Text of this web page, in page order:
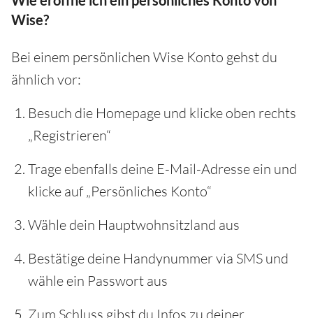
Wise?
Bei einem persönlichen Wise Konto gehst du
ähnlich vor:
Besuch die Homepage und klicke oben rechts
„Registrieren“
Trage ebenfalls deine E-Mail-Adresse ein und
klicke auf „Persönliches Konto“
Wähle dein Hauptwohnsitzland aus
Bestätige deine Handynummer via SMS und
wähle ein Passwort aus
Zum Schluss gibst du Infos zu deiner